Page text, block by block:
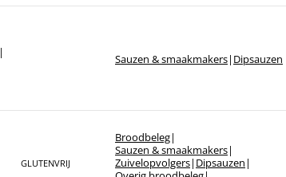
| Sauzen & smaakmakers| Dipsauzen
GLUTENVRIJ
Broodbeleg|
Sauzen & smaakmakers|
Zuivelopvolgers| Dipsauzen |